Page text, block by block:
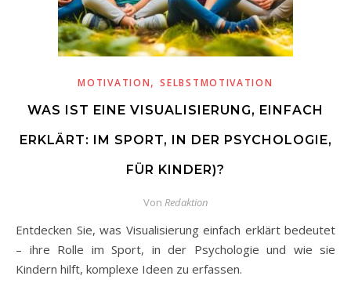
MOTIVATION,SELBSTMOTIVATION
WAS IST EINE VISUALISIERUNG, EINFACH
ERKLÄRT: IM SPORT, IN DER PSYCHOLOGIE,
FÜR KINDER)?
Von Redaktion
Entdecken Sie, was Visualisierung einfach erklärt bedeutet
– ihre Rolle im Sport, in der Psychologie und wie sie
Kindern hilft, komplexe Ideen zu erfassen.